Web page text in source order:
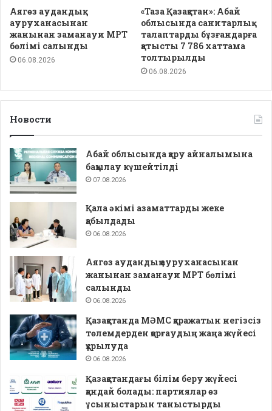
Аягөз аудандық
ауруханасынан
жанынан заманауи МРТ
бөлімі салынды
06.08.2026
«Таза Қазақстан»: Абай
облысында санитарлық
талаптарды бұзғандарға
қатысты 7 786 хаттама
толтырылды
06.08.2026
Новости
Абай облысында қару айналымына
бақылау күшейтілді
07.08.2026
Қала әкімі азаматтарды жеке
қабылдады
06.08.2026
Аягөз аудандық ауруханасынан
жанынан заманауи МРТ бөлімі
салынды
06.08.2026
Қазақстанда МӘМС қаражатын негізсіз
төлемдерден қорғаудың жаңа жүйесі
құрылуда
06.08.2026
Қазақстандағы білім беру жүйесі
қандай болады: партиялар өз
ұсыныстарын таныстырды